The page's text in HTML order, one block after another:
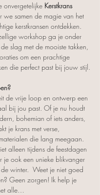
onvergetelijke Kerstkrans
we samen de magie van het
kerstkransen ontdekken.
workshop ga je onder
slag met de mooiste takken,
om een prachtige
die perfect past bij jouw stijl.
de vrije loop en ontwerp een
bij jou past. Of je nu houdt
bohemian of iets anders,
je krans met verse,
die lang meegaan.
alleen tijdens de feestdagen
je ook een unieke blikvanger
winter.  Weet je niet goed
Geen zorgen! Ik help je
alle…